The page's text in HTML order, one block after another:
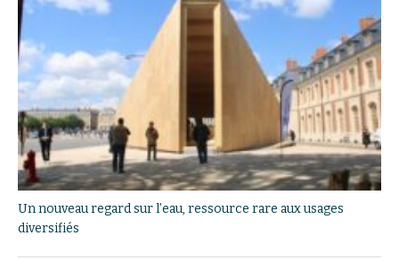
Un nouveau regard sur l’eau, ressource rare aux usages
diversifiés